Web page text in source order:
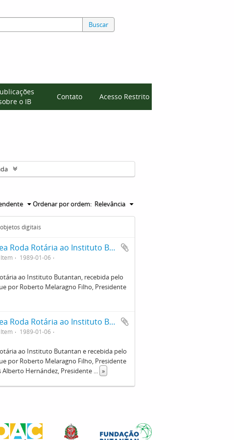
Buscar
o IB
Contato Acesso Restrito
Ordenar por ordem: Relevância
digitais
Momento solene da entrega da Láurea Roda Rotária ao Instituto Butantan, recebida pelo seu Diretor, Dr. Willy Beçak, à esquerda, entregue por Roberto Melaragno Filho, Presidente do Rotary Club de São Paulo à direita
Item
1989-01-06
ao Instituto Butantan, recebida pelo
por Roberto Melaragno Filho, Presidente
Momento solene da entrega da Láurea Roda Rotária ao Instituto Butantan e recebida pelo seu Diretor, Dr. Willy Beçak, à esquerda, entregue por Roberto Melaragno Filho, Presidente do Rotary Club de São Paulo ao centro e Carlos Alberto Hernández, Presidente da Comissão do Ateneu Rotário à direita
Item
1989-01-06
ao Instituto Butantan e recebida pelo
por Roberto Melaragno Filho, Presidente
Alberto Hernández, Presidente ... »